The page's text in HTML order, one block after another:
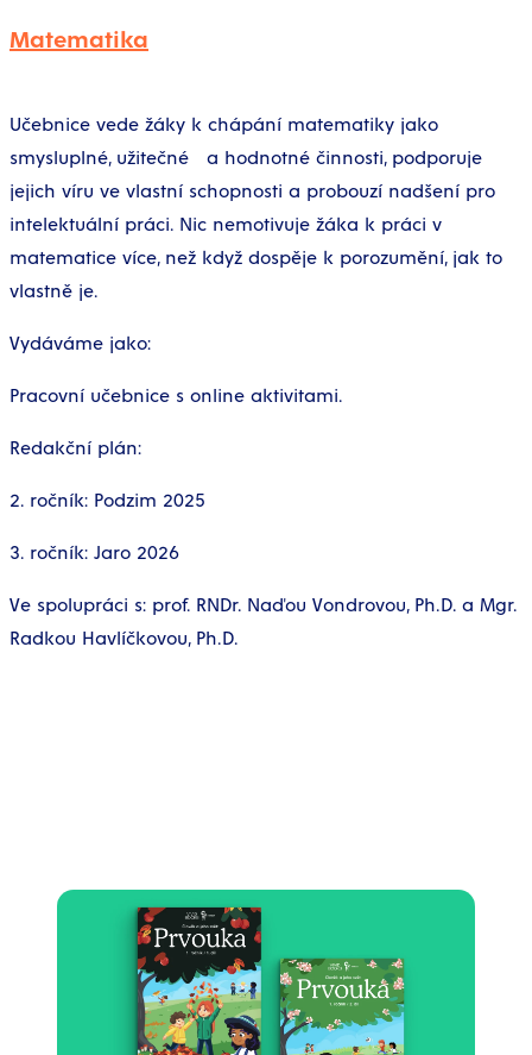
Matematika
Učebnice vede žáky k chápání matematiky jako
smysluplné, užitečné a hodnotné činnosti, podporuje
jejich víru ve vlastní schopnosti a probouzí nadšení pro
intelektuální práci. Nic nemotivuje žáka k práci v
matematice více, než když dospěje k porozumění, jak to
vlastně je.
Vydáváme jako:
‍Pracovní učebnice s online aktivitami.
Redakční plán:
2. ročník: Podzim 2025
3. ročník: Jaro 2026
Ve spolupráci s: prof. RNDr. Naďou Vondrovou, Ph.D. a Mgr.
Radkou Havlíčkovou, Ph.D.